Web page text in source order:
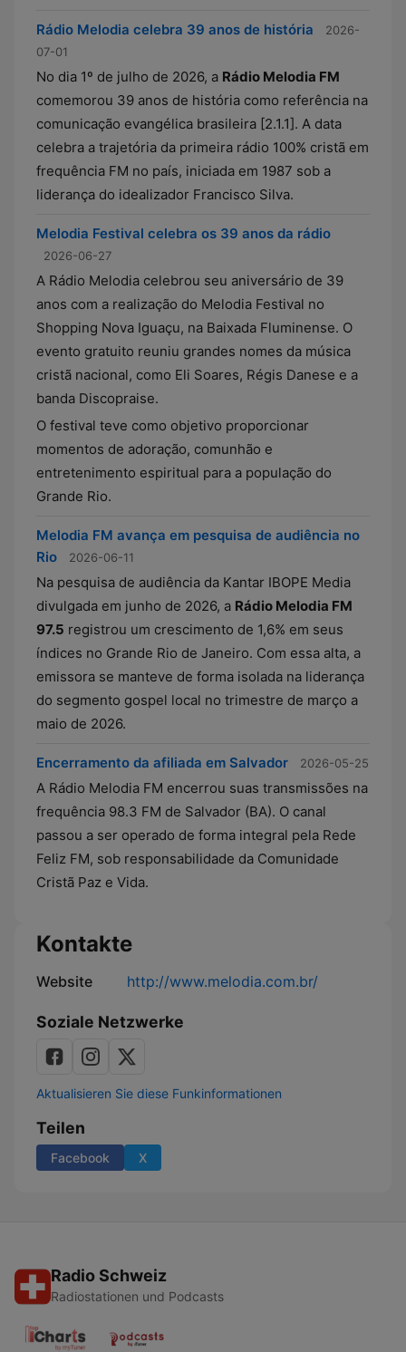
Rádio Melodia celebra 39 anos de história
2026-
07-01
No dia 1º de julho de 2026, a Rádio Melodia FM
comemorou 39 anos de história como referência na
comunicação evangélica brasileira [2.1.1]. A data
celebra a trajetória da primeira rádio 100% cristã em
frequência FM no país, iniciada em 1987 sob a
liderança do idealizador Francisco Silva.
Melodia Festival celebra os 39 anos da rádio
2026-06-27
A Rádio Melodia celebrou seu aniversário de 39
anos com a realização do Melodia Festival no
Shopping Nova Iguaçu, na Baixada Fluminense. O
evento gratuito reuniu grandes nomes da música
cristã nacional, como Eli Soares, Régis Danese e a
banda Discopraise.
O festival teve como objetivo proporcionar
momentos de adoração, comunhão e
entretenimento espiritual para a população do
Grande Rio.
Melodia FM avança em pesquisa de audiência no
Rio
2026-06-11
Na pesquisa de audiência da Kantar IBOPE Media
divulgada em junho de 2026, a Rádio Melodia FM
97.5 registrou um crescimento de 1,6% em seus
índices no Grande Rio de Janeiro. Com essa alta, a
emissora se manteve de forma isolada na liderança
do segmento gospel local no trimestre de março a
maio de 2026.
Encerramento da afiliada em Salvador 2026-05-25
A Rádio Melodia FM encerrou suas transmissões na
frequência 98.3 FM de Salvador (BA). O canal
passou a ser operado de forma integral pela Rede
Feliz FM, sob responsabilidade da Comunidade
Cristã Paz e Vida.
Kontakte
Website http://www.melodia.com.br/
Soziale Netzwerke
Aktualisieren Sie diese Funkinformationen
Teilen
Facebook X
Radio Schweiz
Radiostationen und Podcasts